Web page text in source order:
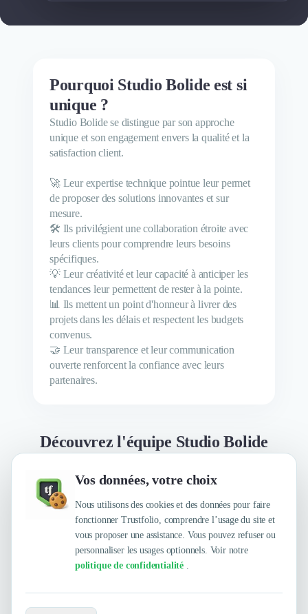
Vos données, votre choix
Nous utilisons des cookies et des données pour faire
fonctionner Trustfolio, comprendre l’usage du site et
vous proposer une assistance. Vous pouvez refuser ou
personnaliser les usages optionnels. Voir notre
politique de confidentialité .
Pourquoi Studio Bolide est si
unique ?
Studio Bolide se distingue par son approche
unique et son engagement envers la qualité et la
satisfaction client.
🚀 Leur expertise technique pointue leur permet
de proposer des solutions innovantes et sur
mesure.
🛠️ Ils privilégient une collaboration étroite avec
leurs clients pour comprendre leurs besoins
spécifiques.
💡 Leur créativité et leur capacité à anticiper les
tendances leur permettent de rester à la pointe.
📊 Ils mettent un point d'honneur à livrer des
projets dans les délais et respectent les budgets
convenus.
🤝 Leur transparence et leur communication
ouverte renforcent la confiance avec leurs
partenaires.
Découvrez l'équipe Studio Bolide
l'équipe Studio Bolide
Fondatrice